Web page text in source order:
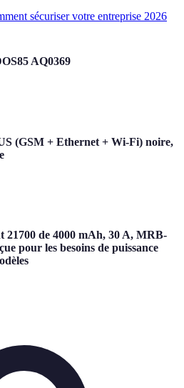
sécuriser votre entreprise 2026
AQ0369
(GSM + Ethernet + Wi-Fi) noire,
de 4000 mAh, 30 A, MRB-
pour les besoins de puissance